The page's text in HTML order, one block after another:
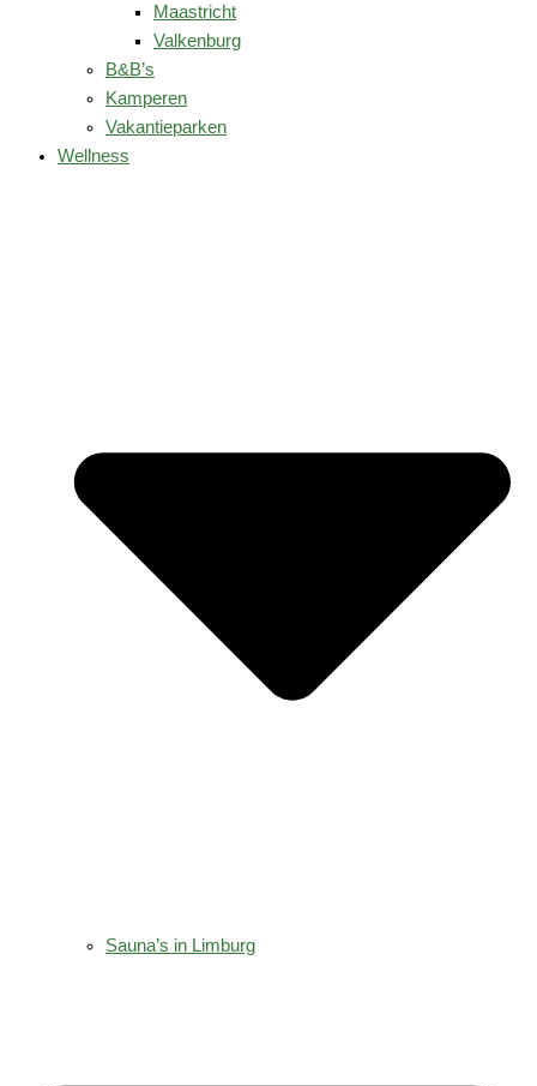
Maastricht
Valkenburg
B&B’s
Kamperen
Vakantieparken
Wellness
Sauna’s in Limburg